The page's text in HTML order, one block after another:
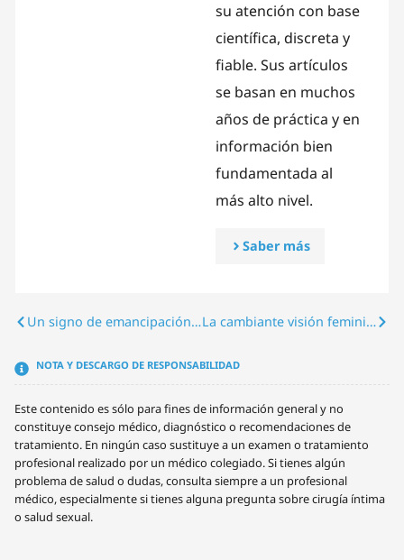
su atención con base
científica, discreta y
fiable. Sus artículos
se basan en muchos
años de práctica y en
información bien
fundamentada al
más alto nivel.
Saber más
Un signo de emancipación vivida: la demanda del tamaño del pene La cambiante visión feminista del tamaño del pene
NOTA Y DESCARGO DE RESPONSABILIDAD
Este contenido es sólo para fines de información general y no
constituye consejo médico, diagnóstico o recomendaciones de
tratamiento. En ningún caso sustituye a un examen o tratamiento
profesional realizado por un médico colegiado. Si tienes algún
problema de salud o dudas, consulta siempre a un profesional
médico, especialmente si tienes alguna pregunta sobre cirugía íntima
o salud sexual.